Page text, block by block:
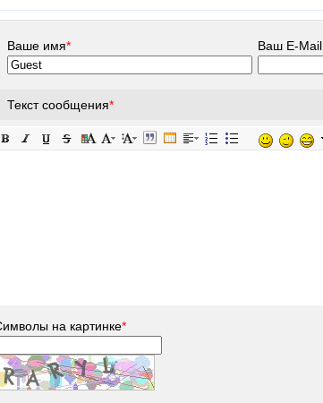
Ваше имя* Ваш E-Mail
Текст сообщения*
на картинке*